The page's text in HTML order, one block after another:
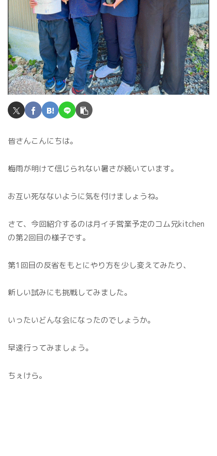
皆さんこんにちは。
梅雨が明けて信じられない暑さが続いています。
お互い死なないように気を付けましょうね。
さて、今回紹介するのは月イチ営業予定のコム兄kitchen
の第2回目の様子です。
第1回目の反省をもとにやり方を少し変えてみたり、
新しい試みにも挑戦してみました。
いったいどんな会になったのでしょうか。
早速行ってみましょう。
ちぇけら。